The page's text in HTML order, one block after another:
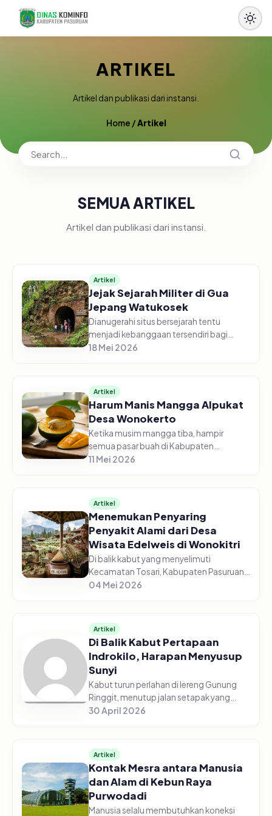
ARTIKEL
Artikel dan publikasi dari instansi.
Home /Artikel
SEMUA ARTIKEL
Artikel dan publikasi dari instansi.
Artikel
Jejak Sejarah Militer di Gua
Jepang Watukosek
Dianugerahi situs bersejarah tentu
menjadi kebanggaan tersendiri bagi
masyarakat Kabupaten Pasuruan. Di kaki
18 Mei 2026
Artikel
Harum Manis Mangga Alpukat
Desa Wonokerto
Ketika musim mangga tiba, hampir
semua pasar buah di Kabupaten
Pasuruan turut menjajakan. Dari
Sukorejo selalu menj...
11 Mei 2026
Artikel
Menemukan Penyaring
Penyakit Alami dari Desa
Wisata Edelweis di Wonokitri
Di balik kabut yang menyelimuti
Kecamatan Tosari, Kabupaten Pasuruan,
tersimpan hamparan kebun edelweis
04 Mei 2026
Artikel
Di Balik Kabut Pertapaan
Indrokilo, Harapan Menyusup
Sunyi
Kabut turun perlahan di lereng Gunung
Ringgit, menutup jalan setapak yang
berliku seolah menyisakan ruang bagi
30 April 2026
Artikel
Kontak Mesra antara Manusia
dan Alam di Kebun Raya
Purwodadi
Manusia selalu membutuhkan koneksi